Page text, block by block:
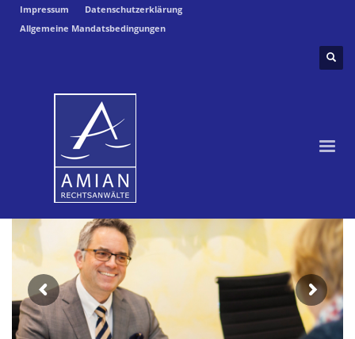
Impressum
Datenschutzerklärung
Allgemeine Mandatsbedingungen